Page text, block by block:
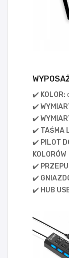
✔️ KOLOR:
✔️
✔️
✔️ TAŚMA
✔️ PILOT
KOLORÓW
✔️
✔️
✔️ HUB